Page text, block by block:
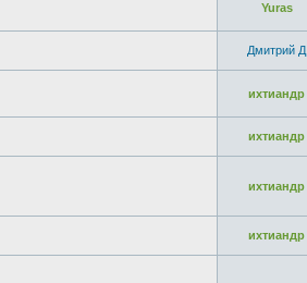
Yuras
Дмитрий Д
ихтиандр
ихтиандр
ихтиандр
ихтиандр